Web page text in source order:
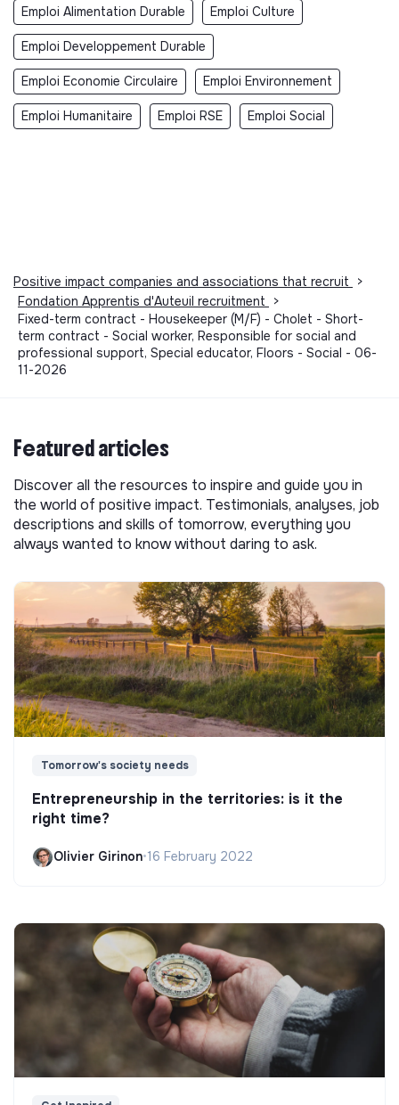
Emploi Alimentation Durable Emploi Culture
Emploi Developpement Durable
Emploi Economie Circulaire Emploi Environnement
Emploi Humanitaire Emploi RSE Emploi Social
Positive impact companies and associations that recruit
>
Fondation Apprentis d'Auteuil recruitment
>
Fixed-term contract - Housekeeper (M/F) - Cholet - Short-
term contract - Social worker, Responsible for social and
professional support, Special educator, Floors - Social - 06-
11-2026
Featured articles
Discover all the resources to inspire and guide you in
the world of positive impact. Testimonials, analyses, job
descriptions and skills of tomorrow, everything you
always wanted to know without daring to ask.
Tomorrow's society needs
Entrepreneurship in the territories: is it the
right time?
Olivier Girinon•16 February 2022